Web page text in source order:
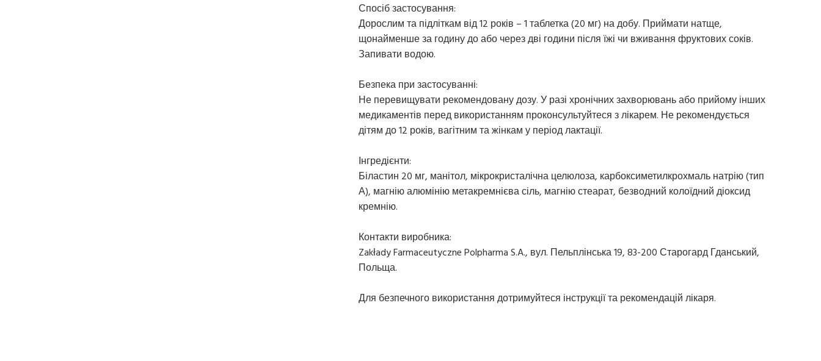
Спосіб застосування:
Дорослим та підліткам від 12 років – 1 таблетка (20 мг) на добу. Приймати натще,
щонайменше за годину до або через дві години після їжі чи вживання фруктових соків.
Запивати водою.
Безпека при застосуванні:
Не перевищувати рекомендовану дозу. У разі хронічних захворювань або прийому інших
медикаментів перед використанням проконсультуйтеся з лікарем. Не рекомендується
дітям до 12 років, вагітним та жінкам у період лактації.
Інгредієнти:
Біластин 20 мг, манітол, мікрокристалічна целюлоза, карбоксиметилкрохмаль натрію (тип
А), магнію алюмінію метакремнієва сіль, магнію стеарат, безводний колоїдний діоксид
кремнію.
Контакти виробника:
Zakłady Farmaceutyczne Polpharma S.A., вул. Пельплінська 19, 83-200 Старогард Гданський,
Польща.
Для безпечного використання дотримуйтеся інструкції та рекомендацій лікаря.